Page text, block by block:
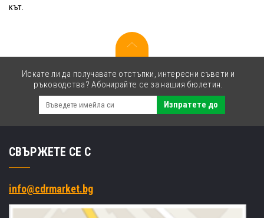
кът.
Искате ли да получавате отстъпки, интересни съвети и
ръководства? Абонирайте се за нашия бюлетин.
Изпратете до
СВЪРЖЕТЕ СЕ С
info@cdrmarket.bg